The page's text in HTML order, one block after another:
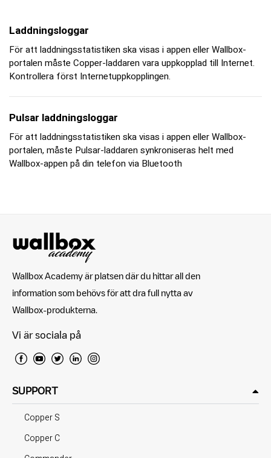
Laddningsloggar
För att laddningsstatistiken ska visas i appen eller Wallbox-
portalen måste Copper-laddaren vara uppkopplad till Internet.
Kontrollera först Internetuppkopplingen.
Pulsar laddningsloggar
För att laddningsstatistiken ska visas i appen eller Wallbox-
portalen, måste Pulsar-laddaren synkroniseras helt med
Wallbox-appen på din telefon via Bluetooth
Wallbox Academy är platsen där du hittar all den
information som behövs för att dra full nytta av
Wallbox-produkterna.
Vi är sociala på
SUPPORT
Copper S
Copper C